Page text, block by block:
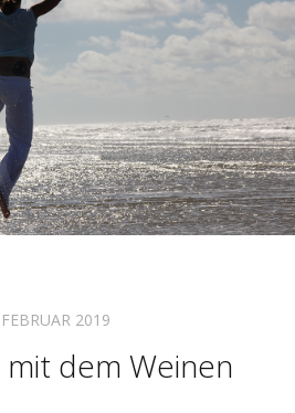
2019
mit dem Weinen